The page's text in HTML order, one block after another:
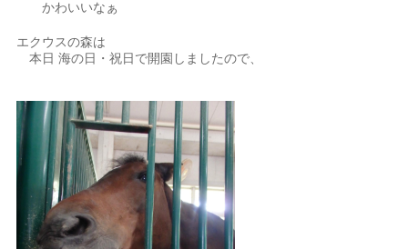
かわいいなぁ
エクウスの森は
本日 海の日・祝日で開園しましたので、